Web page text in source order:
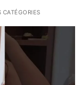
CATÉGORIES